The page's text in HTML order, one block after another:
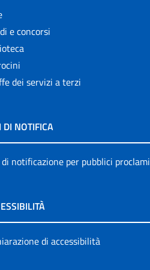
e concorsi
dei servizi a terzi
DI NOTIFICA
notificazione per pubblici proclami
di accessibilità